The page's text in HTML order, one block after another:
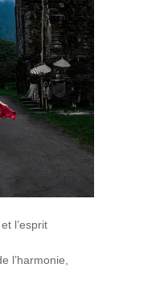
l’esprit
l’harmonie,